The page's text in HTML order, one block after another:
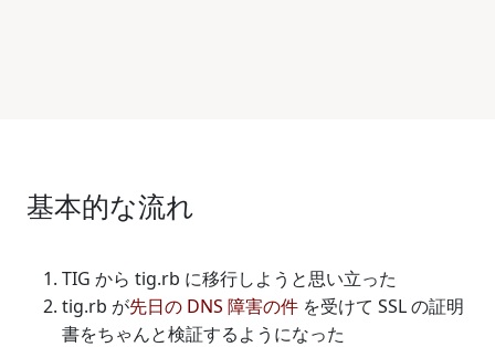
基本的な流れ
TIG から tig.rb に移行しようと思い立った
tig.rb が先日の DNS 障害の件 を受けて SSL の証明
書をちゃんと検証するようになった